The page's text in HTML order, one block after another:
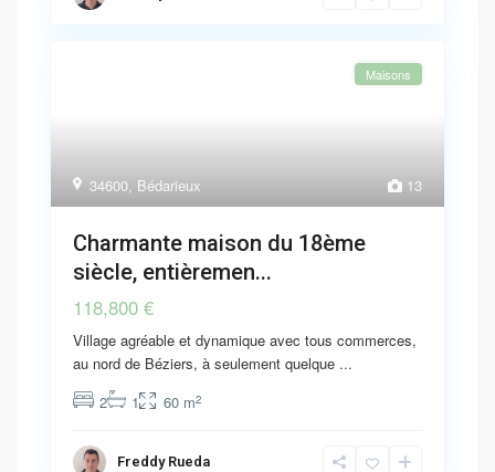
13
34600, Bédarieux
Maisons
Charmante maison du 18ème
siècle, entièremen...
118,800 €
Village agréable et dynamique avec tous commerces,
au nord de Béziers, à seulement quelque ...
2
1 60 m2
Freddy Rueda